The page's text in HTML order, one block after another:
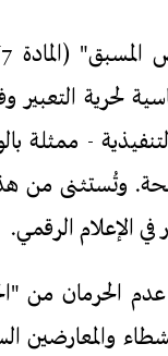
-
وتُستثنى من
في الإعلام الرقمي.
(3) على اشتراط عدم